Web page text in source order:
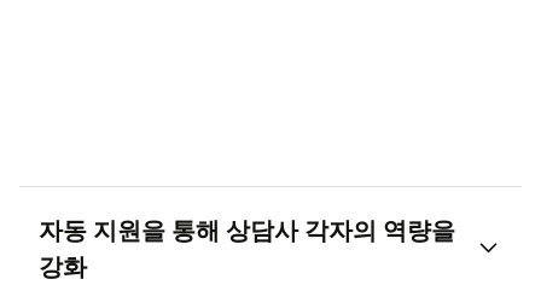
자동 지원을 통해 상담사 각자의 역량을
강화